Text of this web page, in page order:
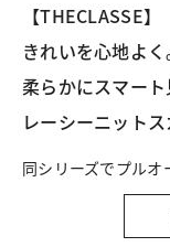
【THECLASSE】
きれいを心地よく
柔らかにスマー
レーシーニット
同シリーズでプル